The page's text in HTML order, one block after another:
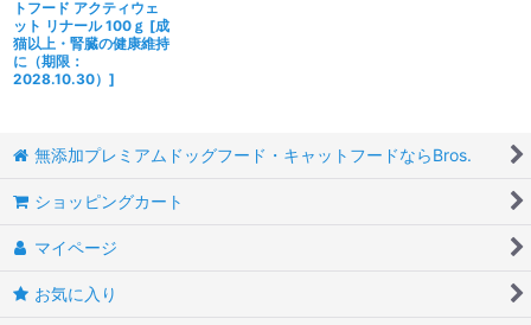
トフード アクティウェ
ット リナール 100ｇ [成
猫以上・腎臓の健康維持
に（期限：
2028.10.30） ]
無添加プレミアムドッグフード・キャットフードならBros.
ショッピングカート
マイページ
お気に入り